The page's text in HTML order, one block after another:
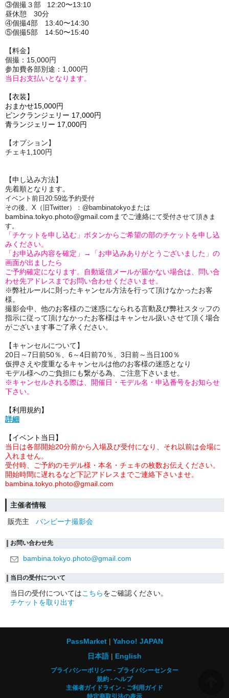
③個撮３部 12:20〜13:10
昼休憩 30分
④個撮4部 13:40〜14:30
⑤個撮5部 14:50〜15:40
【料金】
個撮：15,000円
参加費各部別途：1,000円
当日お支払いとなります。
【衣装】
おまかせ15,000円
ピンクランジェリー 17,000円
青ランジェリー 17,000円
【オプション】
チェキ1,100円
【申し込み方法】
先着順となります。
イベント前日20:59迄予約受付
その後、X（旧Twitter）：@bambinatokyoまたは
bambina.tokyo.photo@gmail.comまでご連絡にて受付させて頂きま
す。
「チケットを申し込む」ボタンからご希望の部のチケットを申し込
みください。
「お申込み内容を確定」→「お申込みありがとうございました」の
画面が出ましたら
ご予約確定になります。自動返信メールが届かない場合は、問い合
わせ先アドレスまでお問い合わせくださいませ。
※弊社ルールに則ったキャンセル方法を行って頂けなかったお客
様。
撮影会中、他のお客様のご迷惑になられる言動及び弊社スタッフの
指示に従って頂けなかったお客様はキャンセル扱いさせて頂く場合
がございます事ご了承ください。
【キャンセルについて】
20日～7日前50％、6～4日前70％、3日前～当日100％
仮押さえや度重なるキャンセルは他のお客様の迷惑となり
モデル様へのご負担にも繋がる為、ご注意下さいませ。
※キャンセルされる際は、開催日・モデル名・申込番号をお知らせ
下さい。
【利用規約】
詳細
【イベント当日】
当日は各部開始20分前から入場及び受付になり、それ以前は会場に
入れません。
受付時、ご予約のモデル様・本名・チェキの枚数お伝えください。
開始時間に遅れるなど下記アドレスまでご連絡下さいませ。
bambina.tokyo.photo@gmail.com
主催者情報
販売主
バンビーナ撮影会
お問い合わせ先
bambina.tokyo.photo@gmail.com
当日の受付について
当日の受付についてはこちらをご確認ください。
チケットを取り出す
PassMarket
Yahoo! JAPAN
日本語
English
プライバシーポリシー
プライバシーセンター
規約
ヘルプ
主催者ガイドライン
ご利用ガイド
特定商取引法の表示